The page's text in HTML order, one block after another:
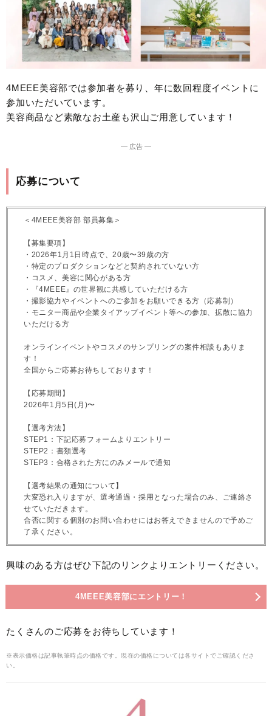
4MEEE美容部では参加者を募り、年に数回程度イベントに
参加いただいています。
美容商品など素敵なお土産も沢山ご用意しています！
― 広告 ―
応募について
＜4MEEE美容部 部員募集＞
【募集要項】
・2026年1月1日時点で、20歳〜39歳の方
・特定のプロダクションなどと契約されていない方
・コスメ、美容に関心がある方
・『4MEEE』の世界観に共感していただける方
・撮影協力やイベントへのご参加をお願いできる方（応募制）
・モニター商品や企業タイアップイベント等への参加、拡散に協力
いただける方
オンラインイベントやコスメのサンプリングの案件相談もありま
す！
全国からご応募お待ちしております！
【応募期間】
2026年1月5日(月)〜
【選考方法】
STEP1：下記応募フォームよりエントリー
STEP2：書類選考
STEP3：合格された方にのみメールで通知
【選考結果の通知について】
大変恐れ入りますが、選考通過・採用となった場合のみ、ご連絡さ
せていただきます。
合否に関する個別のお問い合わせにはお答えできませんので予めご
了承ください。
興味のある方はぜひ下記のリンクよりエントリーください。
4MEEE美容部にエントリー！
たくさんのご応募をお待ちしています！
※表示価格は記事執筆時点の価格です。現在の価格については各サイトでご確認くださ
い。